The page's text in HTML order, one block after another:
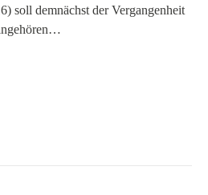
soll demnächst der Vergangenheit